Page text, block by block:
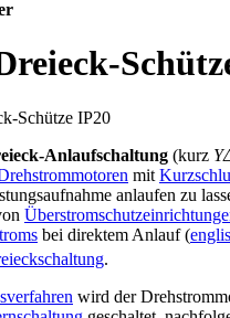
Anlaufschaltung (kurz
mit
anlaufen zu
bei direktem Anlauf (
.
wird der